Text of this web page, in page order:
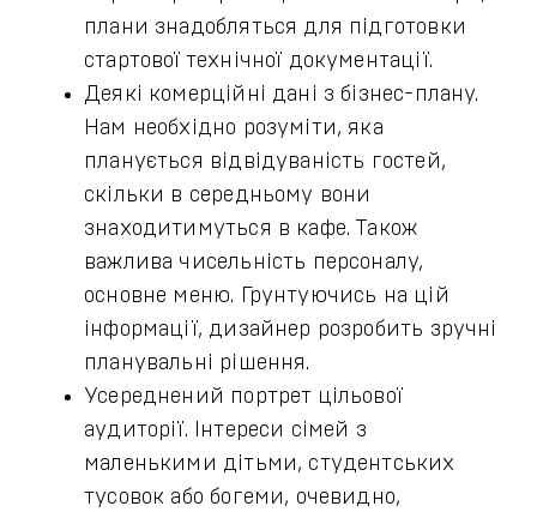
плани знадобляться для підготовки
стартової технічної документації.
Деякі комерційні дані з бізнес-плану.
Нам необхідно розуміти, яка
планується відвідуваність гостей,
скільки в середньому вони
знаходитимуться в кафе. Також
важлива чисельність персоналу,
основне меню. Грунтуючись на цій
інформації, дизайнер розробить зручні
планувальні рішення.
Усереднений портрет цільової
аудиторії. Інтереси сімей з
маленькими дітьми, студентських
тусовок або богеми, очевидно,